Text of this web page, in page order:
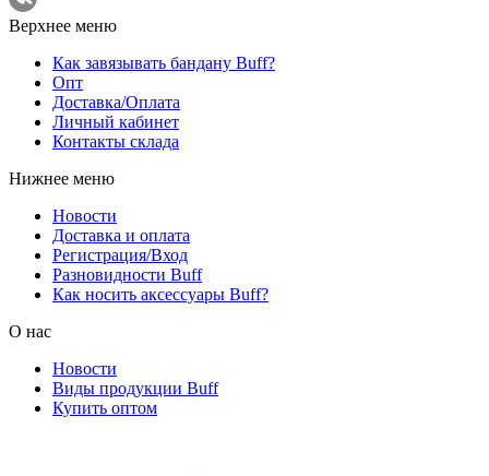
Верхнее меню
Как завязывать бандану Buff?
Опт
Доставка/Оплата
Личный кабинет
Контакты склада
Нижнее меню
Новости
Доставка и оплата
Регистрация/Вход
Разновидности Buff
Как носить аксессуары Buff?
О нас
Новости
Виды продукции Buff
Купить оптом